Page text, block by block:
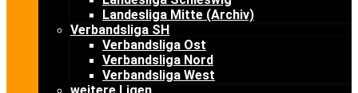
Landesliga Mitte (Archiv)
Verbandsliga SH
Verbandsliga Ost
Verbandsliga Nord
Verbandsliga West